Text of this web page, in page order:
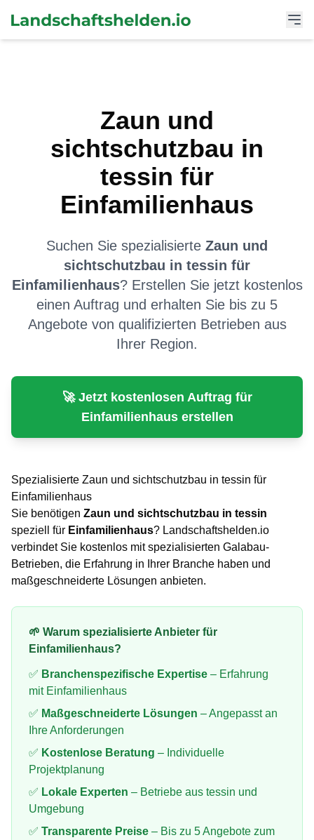
Zaun und
sichtschutzbau in
tessin für
Einfamilienhaus
Suchen Sie spezialisierte Zaun und
sichtschutzbau in tessin für
Einfamilienhaus? Erstellen Sie jetzt kostenlos
einen Auftrag und erhalten Sie bis zu 5
Angebote von qualifizierten Betrieben aus
Ihrer Region.
🚀 Jetzt kostenlosen Auftrag für
Einfamilienhauserstellen
Spezialisierte Zaun und sichtschutzbau in tessin für
Einfamilienhaus
Sie benötigen Zaun und sichtschutzbau in tessin
speziell für Einfamilienhaus? Landschaftshelden.io
verbindet Sie kostenlos mit spezialisierten Galabau-
Betrieben, die Erfahrung in Ihrer Branche haben und
maßgeschneiderte Lösungen anbieten.
🌱 Warum spezialisierte Anbieter für
Einfamilienhaus?
✅ Branchenspezifische Expertise – Erfahrung
mit Einfamilienhaus
✅ Maßgeschneiderte Lösungen – Angepasst an
Ihre Anforderungen
✅ Kostenlose Beratung – Individuelle
Projektplanung
✅ Lokale Experten – Betriebe aus tessin und
Umgebung
✅ Transparente Preise – Bis zu 5 Angebote zum